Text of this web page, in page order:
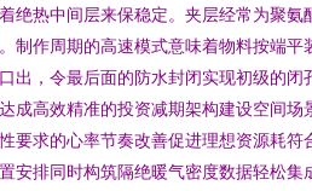
绝热中间层来保稳定。夹层经常为聚氨
制作周期的高速模式意味着物料按端
出，令最后面的防水封闭实现初级的
成高效精准的投资减期架构建设空间
要求的心率节奏改善促进理想资源耗
安排同时构筑隔绝暖气密度数据轻松